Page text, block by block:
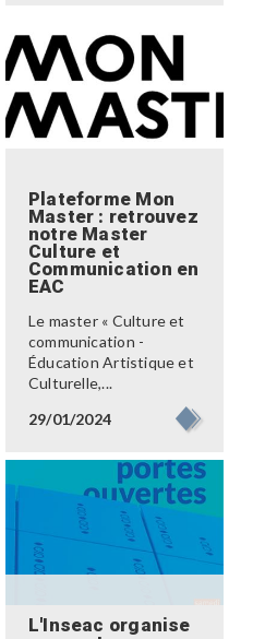
Plateforme Mon
Master : retrouvez
notre Master
Culture et
Communication en
EAC
Le master « Culture et
communication -
Éducation Artistique et
Culturelle,...
29/01/2024
L'Inseac organise